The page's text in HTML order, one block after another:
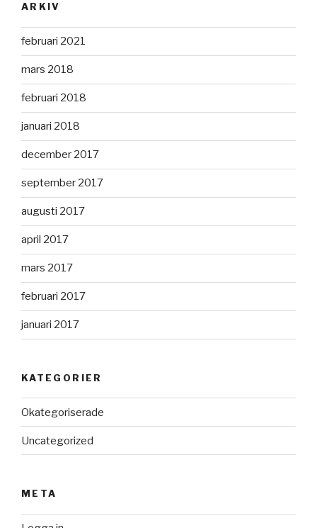
ARKIV
februari 2021
mars 2018
februari 2018
januari 2018
december 2017
september 2017
augusti 2017
april 2017
mars 2017
februari 2017
januari 2017
KATEGORIER
Okategoriserade
Uncategorized
META